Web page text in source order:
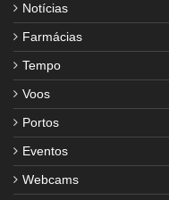
Notícias
Farmácias
Tempo
Voos
Portos
Eventos
Webcams